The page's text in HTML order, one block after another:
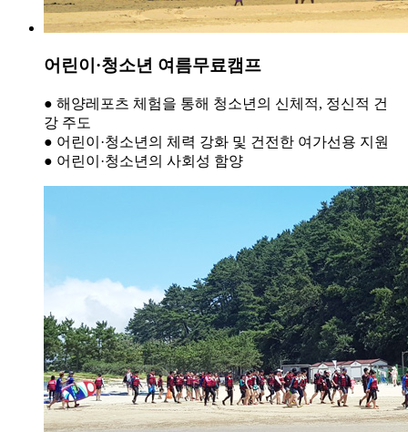
어린이·청소년 여름무료캠프
● 해양레포츠 체험을 통해 청소년의 신체적, 정신적 건
강 주도
● 어린이·청소년의 체력 강화 및 건전한 여가선용 지원
● 어린이·청소년의 사회성 함양